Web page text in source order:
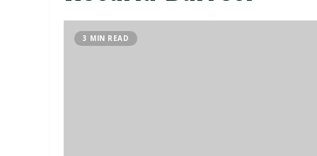
3 MIN READ